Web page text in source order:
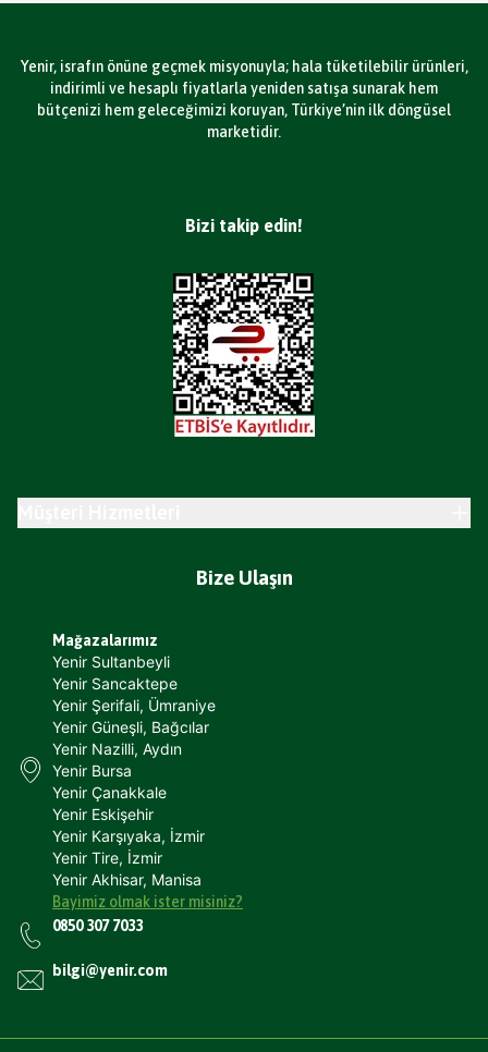
Yenir, israfın önüne geçmek misyonuyla; hala tüketilebilir ürünleri,
indirimli ve hesaplı fiyatlarla yeniden satışa sunarak hem
bütçenizi hem geleceğimizi koruyan, Türkiye’nin ilk döngüsel
marketidir.
Bizi takip edin!
Bize Ulaşın
Mağazalarımız
Yenir Sultanbeyli
Yenir Sancaktepe
Yenir Şerifali, Ümraniye
Yenir Güneşli, Bağcılar
Yenir Nazilli, Aydın
Yenir Bursa
Yenir Çanakkale
Yenir Eskişehir
Yenir Karşıyaka, İzmir
Yenir Tire, İzmir
Yenir Akhisar, Manisa
Bayimiz olmak ister misiniz?
0850 307 7033
bilgi@yenir.com